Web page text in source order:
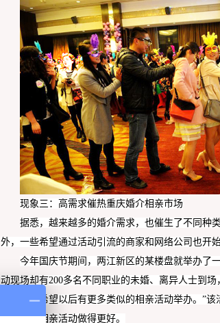
现象三： 高需求催热重庆婚介相亲市场
据悉，越来越多的婚介需求，也催生了不同种
外，一些希望通过活动引流的商家和网络公司也开
今年 国庆节期间 ， 两江新区的某楼盘就举办了
动现场却有200多名不同职业的未婚、离异人士到
单身青年希望以后有更多类似的相亲活动举办。”该
的形式把相亲活动做得更好。